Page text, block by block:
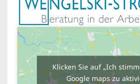
Klicken Sie auf „Ich
Google maps zu